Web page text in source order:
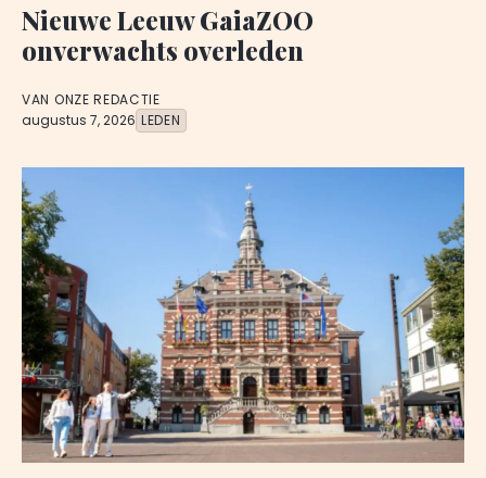
Nieuwe Leeuw GaiaZOO
onverwachts overleden
VAN ONZE REDACTIE
augustus 7, 2026 LEDEN